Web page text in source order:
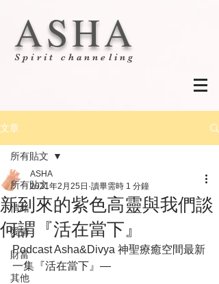
Spirit channeling
ASHA
文章
所有貼文
情緒
愛情
財富
其他
所有貼文
新到來的紫色高靈與我們談
何謂『活在當下』
ASHA
2021年2月25日 讀畢需時 1 分鐘
Podcast Asha&Divya 神聖療癒空間最新
一集『活在當下』—